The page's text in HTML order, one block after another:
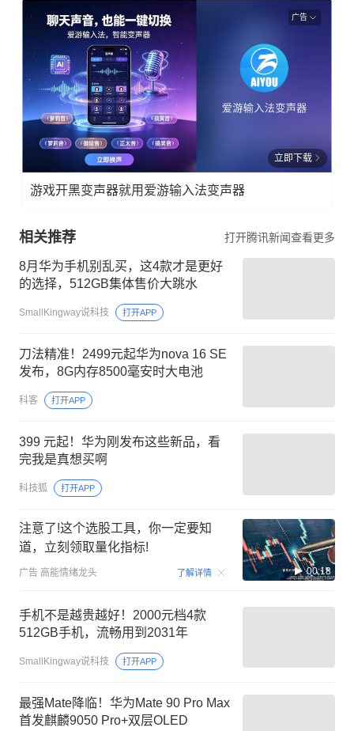
广告
立即下载
游戏开黑变声器就用爱游输入法变声器
相关推荐 打开腾讯新闻查看更多
8月华为手机别乱买，这4款才是更好
的选择，512GB集体售价大跳水
SmallKingway说科技 打开APP
刀法精准！2499元起华为nova 16 SE
发布，8G内存8500毫安时大电池
科客 打开APP
399 元起！华为刚发布这些新品，看
完我是真想买啊
科技狐 打开APP
注意了!这个选股工具，你一定要知
道，立刻领取量化指标!
广告 高能情绪龙头 了解详情 00:18
手机不是越贵越好！2000元档4款
512GB手机，流畅用到2031年
SmallKingway说科技 打开APP
最强Mate降临！华为Mate 90 Pro Max
首发麒麟9050 Pro+双层OLED